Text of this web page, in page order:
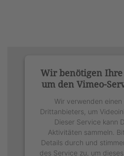
Wir benötigen
um den Vimeo-
Wir verwenden einen
Drittanbieters, um
Dieser Service kann
Aktivitäten sammeln.
Details durch und
des Service zu, um